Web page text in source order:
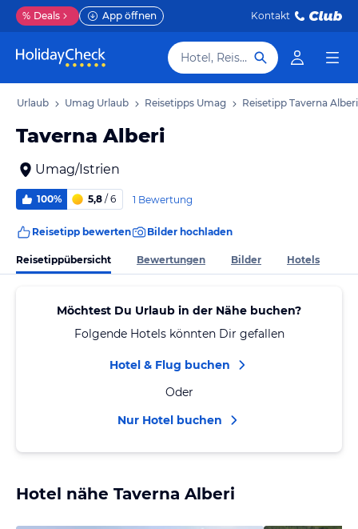
% Deals App öffnen Kontakt
Hotel, Reiseziel
Urlaub Umag Urlaub Reisetipps Umag Reisetipp Taverna Alberi
Taverna Alberi
Umag/Istrien
100% 5,8 / 6 1 Bewertung
Reisetipp bewerten Bilder hochladen
Reisetippübersicht Bewertungen Bilder Hotels
Möchtest Du Urlaub in der Nähe buchen?
Folgende Hotels könnten Dir gefallen
Hotel & Flug buchen
Oder
Nur Hotel buchen
Hotel nähe Taverna Alberi